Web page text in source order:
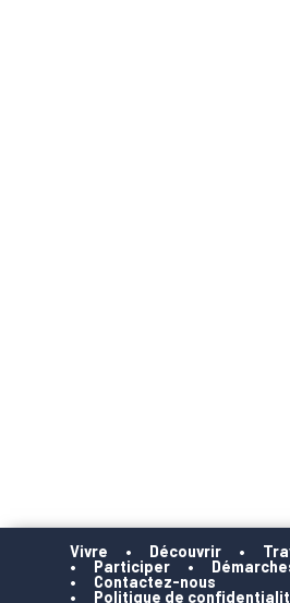
Vivre Découvrir
Participer
Contactez-nous
Politique de